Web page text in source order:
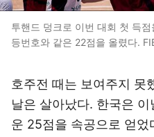
투핸드 덩크로 이번 대회 첫 득
등번호와 같은 22점을 올렸다.
호주전 때는 보여주지 못
날은 살아났다. 한국은
운 25점을 속공으로 얻었